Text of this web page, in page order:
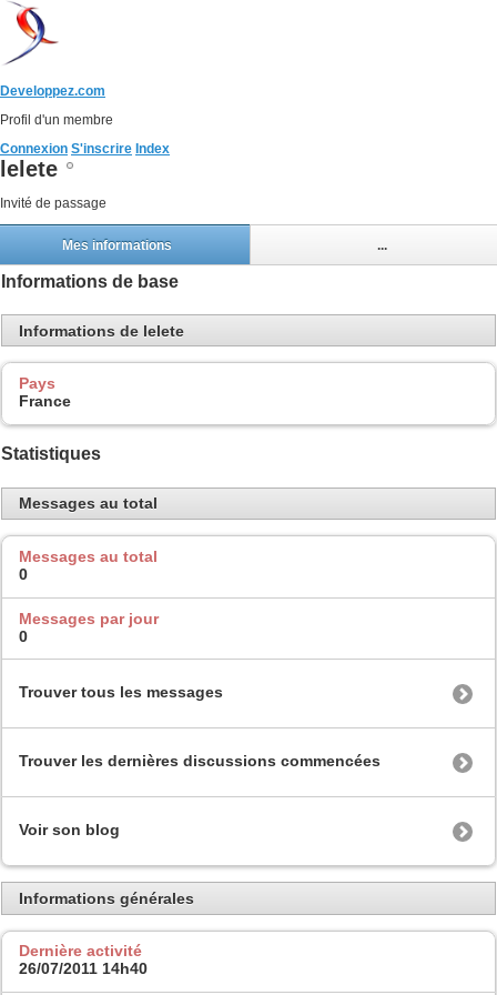
Developpez.com
Profil d'un membre
Connexion S'inscrire Index
lelete
Invité de passage
Mes informations ...
Informations de base
Informations de lelete
Pays
France
Statistiques
Messages au total
Messages au total
0
Messages par jour
0
Trouver tous les messages
Trouver les dernières discussions commencées
Voir son blog
Informations générales
Dernière activité
26/07/2011 14h40